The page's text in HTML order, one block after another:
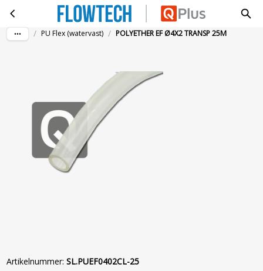
Ga naar hoofdinhoudPOLYETHER EF Ø4X2 TRANSP 25M
/ PU Flex (watervast) / POLYETHER EF Ø4X2 TRANSP 25M
Artikelnummer: SL.PUEF0402CL-25